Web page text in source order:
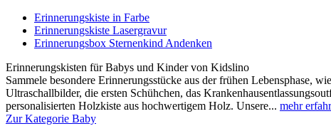
Erinnerungskiste in Farbe
Erinnerungskiste Lasergravur
Erinnerungsbox Sternenkind Andenken
Erinnerungskisten für Babys und Kinder von Kidslino
Sammele besondere Erinnerungsstücke aus der frühen Lebensphase,
Ultraschallbilder, die ersten Schühchen, das
personalisierten Holzkiste aus hochwertigem Holz. Unsere... mehr
Zur Kategorie Baby